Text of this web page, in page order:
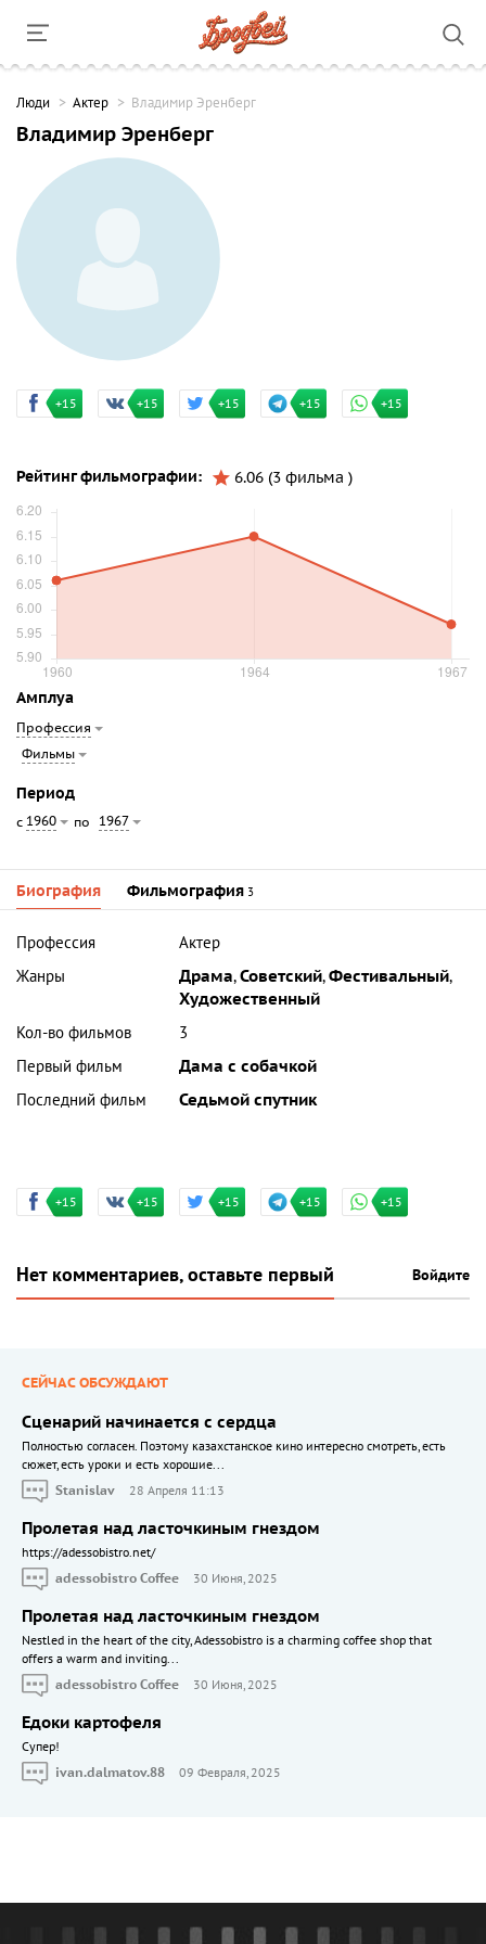
Люди Актер Владимир Эренберг
Владимир Эренберг
+15 +15 +15 +15 +15
Рейтинг фильмографии: 6.06 (3 фильма )
Амплуа
Профессия
Фильмы
Период
с 1960 по 1967
Биография Фильмография 3
Профессия
Актер
Жанры
Драма,Советский,Фестивальный,
Художественный
Кол-во фильмов
3
Первый фильм
Дама с собачкой
Последний фильм
Седьмой спутник
+15 +15 +15 +15 +15
Нет комментариев, оставьте первый Войдите
СЕЙЧАС ОБСУЖДАЮТ
Сценарий начинается с сердца
Полностью согласен. Поэтому казахстанское кино интересно смотреть, есть
сюжет, есть уроки и есть хорошие...
Stanislav
28 Апреля 11:13
Пролетая над ласточкиным гнездом
https://adessobistro.net/
adessobistro Coffee
30 Июня, 2025
Пролетая над ласточкиным гнездом
Nestled in the heart of the city, Adessobistro is a charming coffee shop that
offers a warm and inviting...
adessobistro Coffee
30 Июня, 2025
Едоки картофеля
Cупер!
ivan.dalmatov.88
09 Февраля, 2025